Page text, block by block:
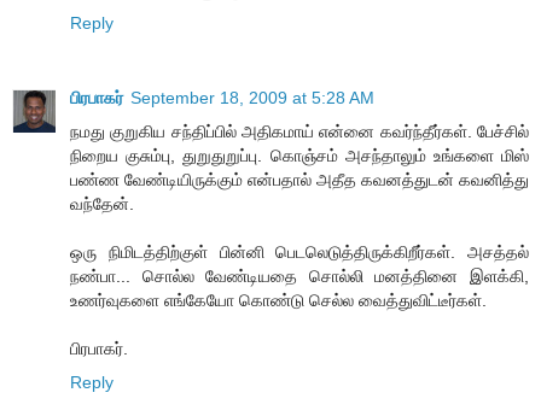
Reply
பிரபாகர் September 18, 2009 at 5:28 AM
நமது குறுகிய சந்திப்பில் அதிகமாய் என்னை கவர்ந்தீர்கள். பேச்சில்
நிறைய குசும்பு, துறுதுறுப்பு. கொஞ்சம் அசந்தாலும் உங்களை மிஸ்
பண்ண வேண்டியிருக்கும் என்பதால் அதீத கவனத்துடன் கவனித்து
வந்தேன்.
ஒரு நிமிடத்திற்குள் பின்னி பெடலெடுத்திருக்கிறீர்கள். அசத்தல்
நண்பா... சொல்ல வேண்டியதை சொல்லி மனத்தினை இளக்கி,
உணர்வுகளை எங்கேயோ கொண்டு செல்ல வைத்துவிட்டீர்கள்.
பிரபாகர்.
Reply